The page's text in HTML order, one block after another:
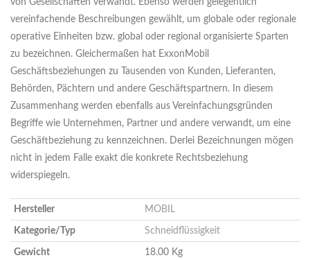
von Gesellschaften verwandt. Ebenso werden gelegentlich
vereinfachende Beschreibungen gewählt, um globale oder regionale
operative Einheiten bzw. global oder regional organisierte Sparten
zu bezeichnen. Gleichermaßen hat ExxonMobil
Geschäftsbeziehungen zu Tausenden von Kunden, Lieferanten,
Behörden, Pächtern und andere Geschäftspartnern. In diesem
Zusammenhang werden ebenfalls aus Vereinfachungsgründen
Begriffe wie Unternehmen, Partner und andere verwandt, um eine
Geschäftbeziehung zu kennzeichnen. Derlei Bezeichnungen mögen
nicht in jedem Falle exakt die konkrete Rechtsbeziehung
widerspiegeln.
Hersteller MOBIL
Kategorie/Typ Schneidflüssigkeit
Gewicht 18.00 Kg